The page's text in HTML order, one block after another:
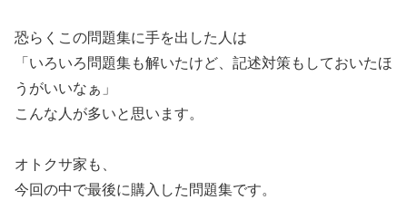
恐らくこの問題集に手を出した人は
「いろいろ問題集も解いたけど、記述対策もしておいたほ
うがいいなぁ」
こんな人が多いと思います。
オトクサ家も、
今回の中で最後に購入した問題集です。